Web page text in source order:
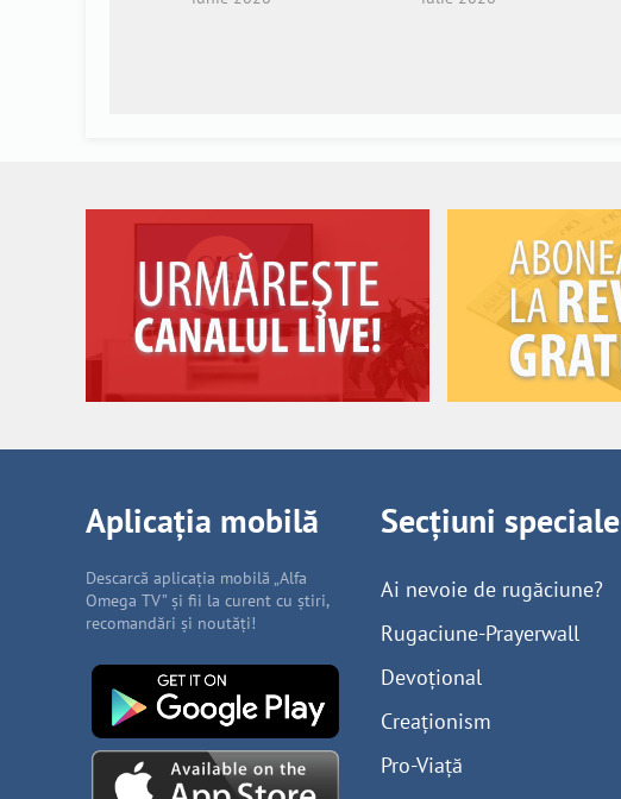
Aplicația mobilă
Descarcă aplicația mobilă „Alfa
Omega TV” și fii la curent cu știri,
recomandări și noutăți!
Secțiuni speciale
Ai nevoie de rugăciune?
Rugaciune-Prayerwall
Devoțional
Creaționism
Pro-Viață